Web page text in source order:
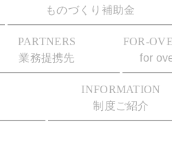
ものづくり補助金
PARTNERS
業務提携先
FOR-
for
INFORMATION
制度ご紹介